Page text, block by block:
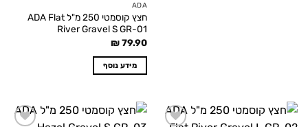
ADA
חצץ קוסמטי 250 מ"ל ADA Flat
River Gravel S GR-01
₪79.90
מידע נוסף